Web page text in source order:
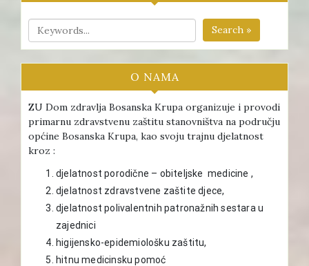
Search »
O NAMA
ZU Dom zdravlja Bosanska Krupa organizuje i provodi
primarnu zdravstvenu zaštitu stanovništva na području
općine Bosanska Krupa, kao svoju trajnu djelatnost
kroz :
djelatnost porodične – obiteljske medicine ,
djelatnost zdravstvene zaštite djece,
djelatnost polivalentnih patronažnih sestara u
zajednici
higijensko-epidemiološku zaštitu,
hitnu medicinsku pomoć